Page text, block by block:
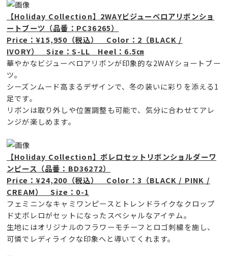
【Holiday Collection】2WAYビジューベロアリボンショ
ートブーツ（品番：PC36265）
Price：¥15,950（税込） Color：2（BLACK /
IVORY） Size：S-LL Heel：6.5㎝
華やかなビジューベロアリボンが印象的な2WAYショートブー
ツ。
シーズンムード高まるデザインで、冬の装いに彩りを添える1
足です。
リボンは取り外しや位置調整も可能で、気分に合わせてアレ
ンジが楽しめます。
【Holiday Collection】ボレロセットリボンショルダーワ
ンピース（品番：BD36272）
Price：¥24,200（税込） Color：3（BLACK / PINK /
CREAM） Size：0-1
フェミニンなキャミワンピースとトレンドライクなクロップ
ド丈ボレロがセットになったスペシャルなアイテム。
生地にはオリジナルのフラワーモチーフとロゴ刺繍を施し、
可憐でレディライクな印象へと導いてくれます。